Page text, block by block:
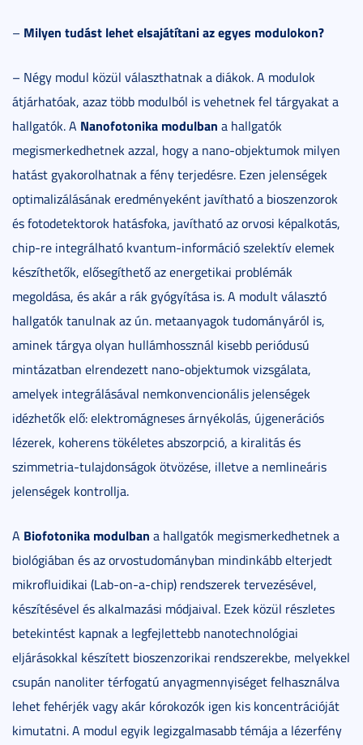
– Milyen tudást lehet elsajátítani az egyes modulokon?
– Négy modul közül választhatnak a diákok. A modulok
átjárhatóak, azaz több modulból is vehetnek fel tárgyakat a
hallgatók. A Nanofotonika modulban a hallgatók
megismerkedhetnek azzal, hogy a nano-objektumok milyen
hatást gyakorolhatnak a fény terjedésre. Ezen jelenségek
optimalizálásának eredményeként javítható a bioszenzorok
és fotodetektorok hatásfoka, javítható az orvosi képalkotás,
chip-re integrálható kvantum-információ szelektív elemek
készíthetők, elősegíthető az energetikai problémák
megoldása, és akár a rák gyógyítása is. A modult választó
hallgatók tanulnak az ún. metaanyagok tudományáról is,
aminek tárgya olyan hullámhossznál kisebb periódusú
mintázatban elrendezett nano-objektumok vizsgálata,
amelyek integrálásával nemkonvencionális jelenségek
idézhetők elő: elektromágneses árnyékolás, újgenerációs
lézerek, koherens tökéletes abszorpció, a kiralitás és
szimmetria-tulajdonságok ötvözése, illetve a nemlineáris
jelenségek kontrollja.
A Biofotonika modulban a hallgatók megismerkedhetnek a
biológiában és az orvostudományban mindinkább elterjedt
mikrofluidikai (Lab-on-a-chip) rendszerek tervezésével,
készítésével és alkalmazási módjaival. Ezek közül részletes
betekintést kapnak a legfejlettebb nanotechnológiai
eljárásokkal készített bioszenzorikai rendszerekbe, melyekkel
csupán nanoliter térfogatú anyagmennyiséget felhasználva
lehet fehérjék vagy akár kórokozók igen kis koncentrációját
kimutatni. A modul egyik legizgalmasabb témája a lézerfény